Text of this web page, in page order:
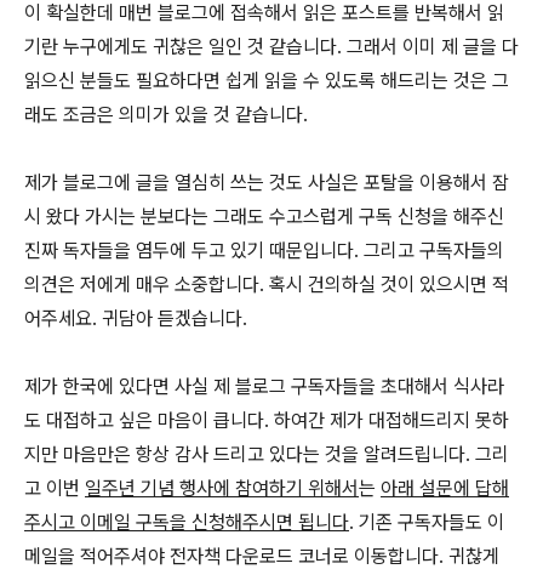
이 확실한데 매번 블로그에 접속해서 읽은 포스트를 반복해서 읽
기란 누구에게도 귀찮은 일인 것 같습니다. 그래서 이미 제 글을 다
읽으신 분들도 필요하다면 쉽게 읽을 수 있도록 해드리는 것은 그
래도 조금은 의미가 있을 것 같습니다.
제가 블로그에 글을 열심히 쓰는 것도 사실은 포탈을 이용해서 잠
시 왔다 가시는 분보다는 그래도 수고스럽게 구독 신청을 해주신
진짜 독자들을 염두에 두고 있기 때문입니다. 그리고 구독자들의
의견은 저에게 매우 소중합니다. 혹시 건의하실 것이 있으시면 적
어주세요. 귀담아 듣겠습니다.
제가 한국에 있다면 사실 제 블로그 구독자들을 초대해서 식사라
도 대접하고 싶은 마음이 큽니다. 하여간 제가 대접해드리지 못하
지만 마음만은 항상 감사 드리고 있다는 것을 알려드립니다. 그리
고 이번 일주년 기념 행사에 참여하기 위해서는 아래 설문에 답해
주시고 이메일 구독을 신청해주시면 됩니다. 기존 구독자들도 이
메일을 적어주셔야 전자책 다운로드 코너로 이동합니다. 귀찮게